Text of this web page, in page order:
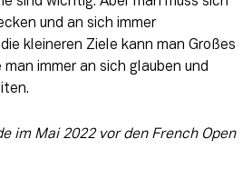
und an sich immer
kleineren Ziele kann man Großes
immer an sich glauben und
im Mai 2022 vor den French Open